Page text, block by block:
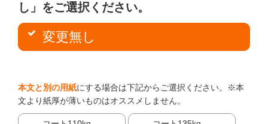
し」をご選択ください。
変更無し
本文と別の用紙にする場合は下記からご選択ください。※本
文より紙厚が薄いものはオススメしません。